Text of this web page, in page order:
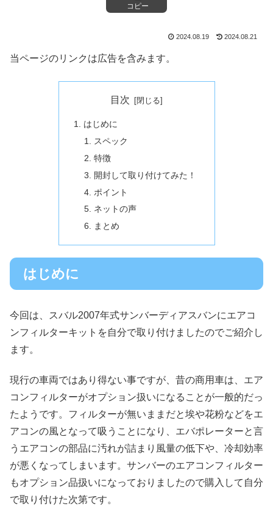
コピー
2024.08.19 2024.08.21
当ページのリンクは広告を含みます。
目次
はじめに
スペック
特徴
開封して取り付けてみた！
ポイント
ネットの声
まとめ
はじめに
今回は、スバル2007年式サンバーディアスバンにエアコ
ンフィルターキットを自分で取り付けましたのでご紹介し
ます。
現行の車両ではあり得ない事ですが、昔の商用車は、エア
コンフィルターがオプション扱いになることが一般的だっ
たようです。フィルターが無いままだと埃や花粉などをエ
アコンの風となって吸うことになり、エバポレーターと言
うエアコンの部品に汚れが詰まり風量の低下や、冷却効率
が悪くなってしまいます。サンバーのエアコンフィルター
もオプション品扱いになっておりましたので購入して自分
で取り付けた次第です。